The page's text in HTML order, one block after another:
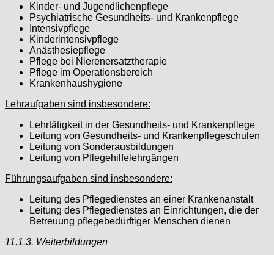
Kinder- und Jugendlichenpflege
Psychiatrische Gesundheits- und Krankenpflege
Intensivpflege
Kinderintensivpflege
Anästhesiepflege
Pflege bei Nierenersatztherapie
Pflege im Operationsbereich
Krankenhaushygiene
Lehraufgaben sind insbesondere:
Lehrtätigkeit in der Gesundheits- und Krankenpflege
Leitung von Gesundheits- und Krankenpflegeschulen
Leitung von Sonderausbildungen
Leitung von Pflegehilfelehrgängen
Führungsaufgaben sind insbesondere:
Leitung des Pflegedienstes an einer Krankenanstalt
Leitung des Pflegedienstes an Einrichtungen, die der
Betreuung pflegebedürftiger Menschen dienen
11.1.3. Weiterbildungen